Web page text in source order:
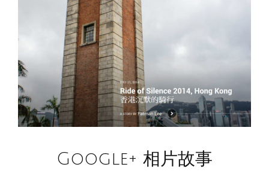
Google+ 相片故事